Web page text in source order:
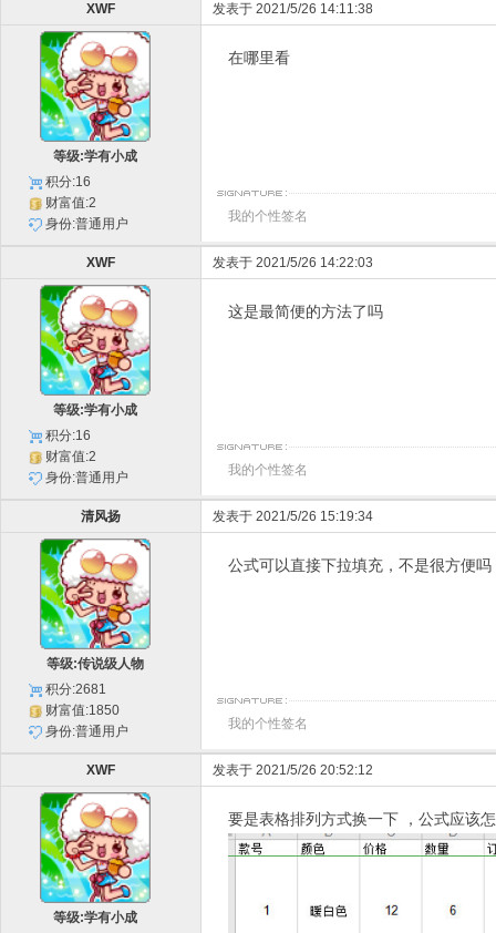
XWF 发表于 2021/5/26 14:11:38
等级:学有小成
积分:16
财富值:2
身份:普通用户
在哪里看
我的个性签名
XWF 发表于 2021/5/26 14:22:03
等级:学有小成
积分:16
财富值:2
身份:普通用户
这是最简便的方法了吗
我的个性签名
清风扬 发表于 2021/5/26 15:19:34
等级:传说级人物
积分:2681
财富值:1850
身份:普通用户
公式可以直接下拉填充，不是很方便吗
我的个性签名
XWF 发表于 2021/5/26 20:52:12
等级:学有小成
要是表格排列方式换一下 ，公式应该